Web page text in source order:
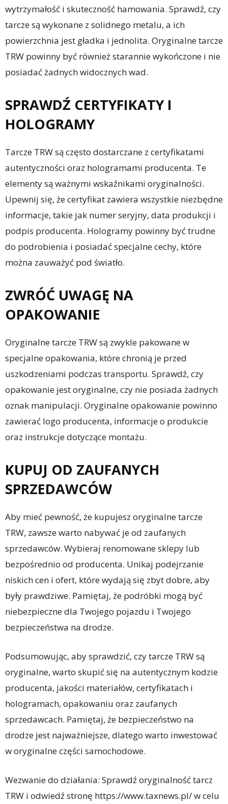
wytrzymałość i skuteczność hamowania. Sprawdź, czy
tarcze są wykonane z solidnego metalu, a ich
powierzchnia jest gładka i jednolita. Oryginalne tarcze
TRW powinny być również starannie wykończone i nie
posiadać żadnych widocznych wad.
SPRAWDŹ CERTYFIKATY I
HOLOGRAMY
Tarcze TRW są często dostarczane z certyfikatami
autentyczności oraz hologramami producenta. Te
elementy są ważnymi wskaźnikami oryginalności.
Upewnij się, że certyfikat zawiera wszystkie niezbędne
informacje, takie jak numer seryjny, data produkcji i
podpis producenta. Hologramy powinny być trudne
do podrobienia i posiadać specjalne cechy, które
można zauważyć pod światło.
ZWRÓĆ UWAGĘ NA
OPAKOWANIE
Oryginalne tarcze TRW są zwykle pakowane w
specjalne opakowania, które chronią je przed
uszkodzeniami podczas transportu. Sprawdź, czy
opakowanie jest oryginalne, czy nie posiada żadnych
oznak manipulacji. Oryginalne opakowanie powinno
zawierać logo producenta, informacje o produkcie
oraz instrukcje dotyczące montażu.
KUPUJ OD ZAUFANYCH
SPRZEDAWCÓW
Aby mieć pewność, że kupujesz oryginalne tarcze
TRW, zawsze warto nabywać je od zaufanych
sprzedawców. Wybieraj renomowane sklepy lub
bezpośrednio od producenta. Unikaj podejrzanie
niskich cen i ofert, które wydają się zbyt dobre, aby
były prawdziwe. Pamiętaj, że podróbki mogą być
niebezpieczne dla Twojego pojazdu i Twojego
bezpieczeństwa na drodze.
Podsumowując, aby sprawdzić, czy tarcze TRW są
oryginalne, warto skupić się na autentycznym kodzie
producenta, jakości materiałów, certyfikatach i
hologramach, opakowaniu oraz zaufanych
sprzedawcach. Pamiętaj, że bezpieczeństwo na
drodze jest najważniejsze, dlatego warto inwestować
w oryginalne części samochodowe.
Wezwanie do działania: Sprawdź oryginalność tarcz
TRW i odwiedź stronę https://www.taxnews.pl/ w celu